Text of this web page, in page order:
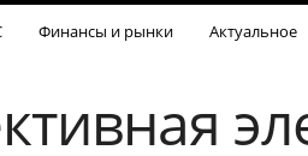
Финансы и рынки Актуальное